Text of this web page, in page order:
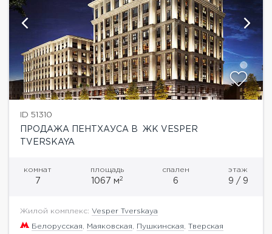
ID 51310
ПРОДАЖА ПЕНТХАУСА В ЖК VESPER
TVERSKAYA
комнат
7
площадь
1067 м2
спален
6
этаж
9 / 9
Жилой комплекс: Vesper Tverskaya
Белорусская Маяковская Пушкинская Тверская